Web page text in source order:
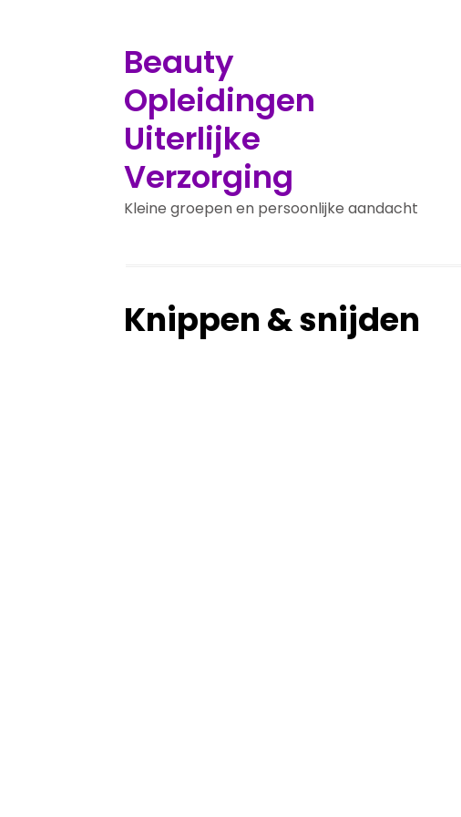
Beauty
Opleidingen
Uiterlijke
Verzorging
Kleine groepen en persoonlijke aandacht
Knippen & snijden